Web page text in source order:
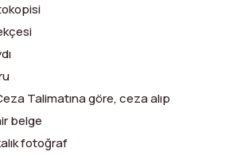
Talimatına göre, ceza alıp
belge
fotoğraf